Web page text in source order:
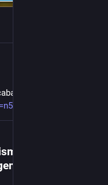
tercero en primarias
acaba